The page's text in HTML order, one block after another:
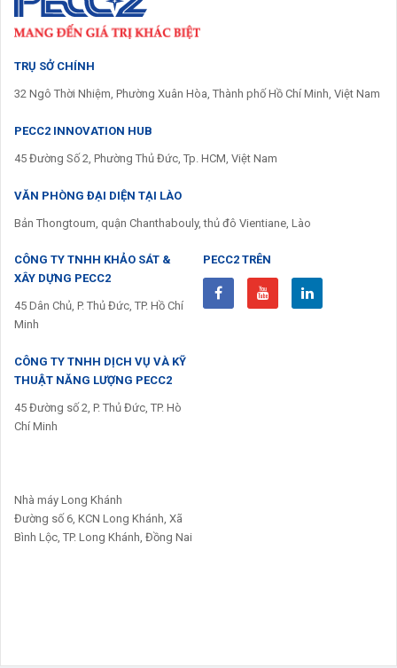
TRỤ SỞ CHÍNH
32 Ngô Thời Nhiệm, Phường Xuân Hòa, Thành phố Hồ Chí Minh, Việt Nam
PECC2 INNOVATION HUB
45 Đường Số 2, Phường Thủ Đức, Tp. HCM, Việt Nam
VĂN PHÒNG ĐẠI DIỆN TẠI LÀO
Bản Thongtoum, quận Chanthabouly, thủ đô Vientiane, Lào
CÔNG TY TNHH KHẢO SÁT &
XÂY DỰNG PECC2
45 Dân Chủ, P. Thủ Đức, TP. Hồ Chí
Minh
CÔNG TY TNHH DỊCH VỤ VÀ KỸ
THUẬT NĂNG LƯỢNG PECC2
45 Đường số 2, P. Thủ Đức, TP. Hò
Chí Minh
Nhà máy Long Khánh
Đường số 6, KCN Long Khánh, Xã
Bình Lộc, TP. Long Khánh, Đồng Nai
PECC2 TRÊN